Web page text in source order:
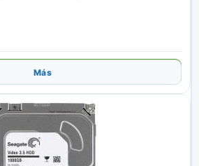
Añadir
Más